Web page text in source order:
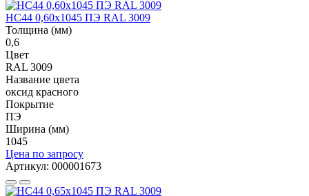
НС44 0,60x1045 ПЭ RAL 3009
Толщина (мм)
0,6
Цвет
RAL 3009
Название цвета
оксид красного
Покрытие
ПЭ
Ширина (мм)
1045
Цена по запросу
Артикул: 000001673